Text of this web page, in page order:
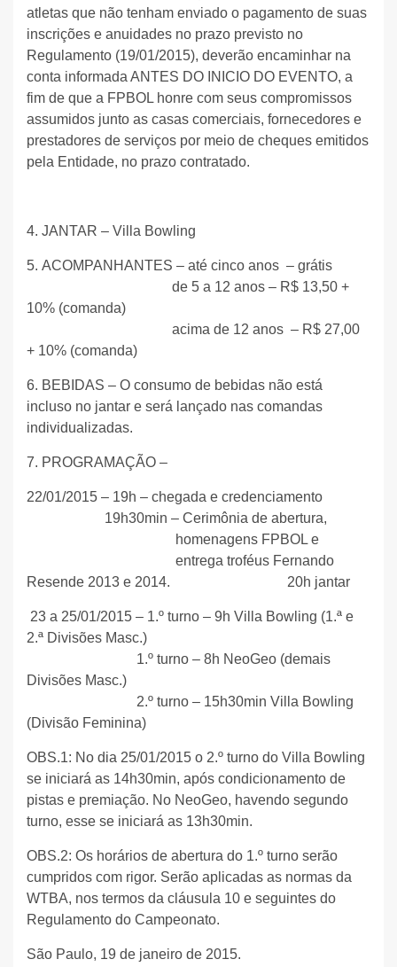
atletas que não tenham enviado o pagamento de suas
inscrições e anuidades no prazo previsto no
Regulamento (19/01/2015), deverão encaminhar na
conta informada ANTES DO INICIO DO EVENTO, a
fim de que a FPBOL honre com seus compromissos
assumidos junto as casas comerciais, fornecedores e
prestadores de serviços por meio de cheques emitidos
pela Entidade, no prazo contratado.
4. JANTAR – Villa Bowling
5. ACOMPANHANTES – até cinco anos – grátis
de 5 a 12 anos – R$ 13,50 +
10% (comanda)
acima de 12 anos – R$ 27,00
+ 10% (comanda)
6. BEBIDAS – O consumo de bebidas não está
incluso no jantar e será lançado nas comandas
individualizadas.
7. PROGRAMAÇÃO –
22/01/2015 – 19h – chegada e credenciamento
19h30min – Cerimônia de abertura,
homenagens FPBOL e
entrega troféus Fernando
Resende 2013 e 2014.
20h jantar
23 a 25/01/2015 – 1.º turno – 9h Villa Bowling (1.ª e
2.ª Divisões Masc.)
1.º turno – 8h NeoGeo (demais
Divisões Masc.)
2.º turno – 15h30min Villa Bowling
(Divisão Feminina)
OBS.1: No dia 25/01/2015 o 2.º turno do Villa Bowling
se iniciará as 14h30min, após condicionamento de
pistas e premiação. No NeoGeo, havendo segundo
turno, esse se iniciará as 13h30min.
OBS.2: Os horários de abertura do 1.º turno serão
cumpridos com rigor. Serão aplicadas as normas da
WTBA, nos termos da cláusula 10 e seguintes do
Regulamento do Campeonato.
São Paulo, 19 de janeiro de 2015.